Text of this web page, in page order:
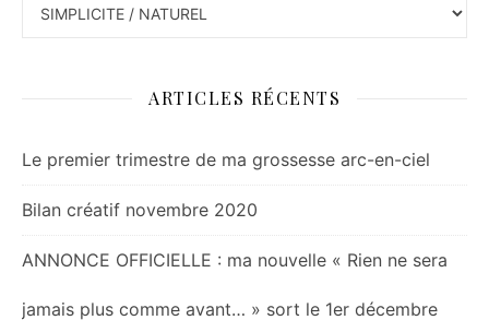
ARTICLES RÉCENTS
Le premier trimestre de ma grossesse arc-en-ciel
Bilan créatif novembre 2020
ANNONCE OFFICIELLE : ma nouvelle « Rien ne sera
jamais plus comme avant… » sort le 1er décembre